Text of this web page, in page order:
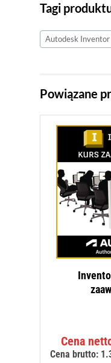
Tagi
Autodesk Inventor
Powiązane
Cena
Cena brutto: